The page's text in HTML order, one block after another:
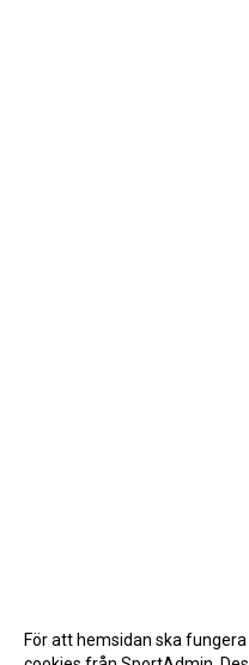
För att hemsidan ska